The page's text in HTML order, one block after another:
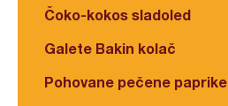
Čoko-kokos sladoled
Galete Bakin kolač
Pohovane pečene paprike